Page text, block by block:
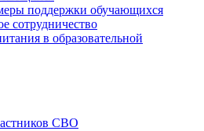
поддержки обучающихся
сотрудничество
в образовательной
СВО